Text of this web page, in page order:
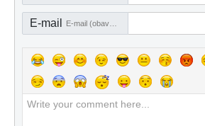
E-mail